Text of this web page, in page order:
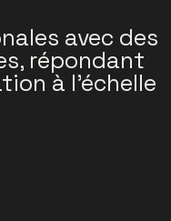
avec des
répondant
à l’échelle